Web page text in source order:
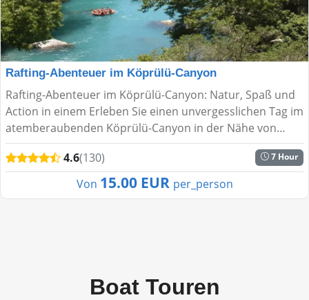
Rafting-Abenteuer im Köprülü-Canyon
Rafting-Abenteuer im Köprülü-Canyon: Natur, Spaß und
Action in einem Erleben Sie einen unvergesslichen Tag im
atemberaubenden Köprülü-Canyon in der Nähe von
Antalya! Diese Rafting-Tour verbindet Naturerlebnis, A...
4.6(130) 7 Hour
Von 15.00 EUR per_person
Boat Touren